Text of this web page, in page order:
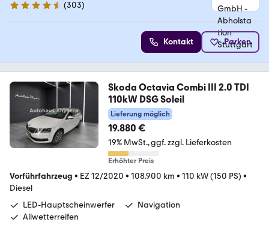
4.4 Sterne
(303)
Kontakt Parken
Skoda Octavia Combi III 2.0 TDI
110kW DSG Soleil
Lieferung möglich
19.880 €
19% MwSt. ggf. zzgl. Lieferkosten
Erhöhter Preis
Vorführfahrzeug • EZ 12/2020 • 108.900 km • 110 kW (150 PS) •
Diesel
LED-Hauptscheinwerfer
Navigation
Allwetterreifen